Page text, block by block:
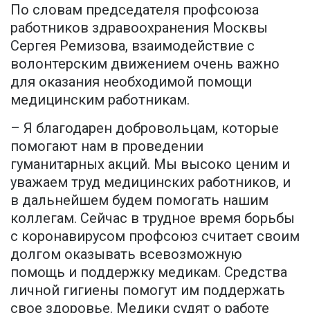
По словам председателя профсоюза
работников здравоохранения Москвы
Сергея Ремизова, взаимодействие с
волонтерским движением очень важно
для оказания необходимой помощи
медицинским работникам.
– Я благодарен добровольцам, которые
помогают нам в проведении
гуманитарных акций. Мы высоко ценим и
уважаем труд медицинских работников, и
в дальнейшем будем помогать нашим
коллегам. Сейчас в трудное время борьбы
с коронавирусом профсоюз считает своим
долгом оказывать всевозможную
помощь и поддержку медикам. Средства
личной гигиены помогут им поддержать
свое здоровье. Медики судят о работе